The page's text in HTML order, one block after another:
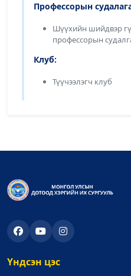
Профессорын
Шүүхийн шийдвэр
профессорын
Клуб:
Түүчээлэгч клуб
Үндсэн цэс